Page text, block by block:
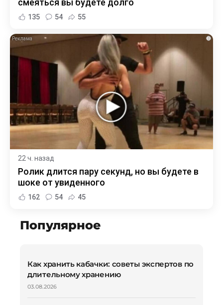
135 54 55
i
22 ч. назад
Ролик длится пару секунд, но вы будете в
шоке от увиденного
162 54 45
Популярное
Как хранить кабачки: советы экспертов по
длительному хранению
03.08.2026